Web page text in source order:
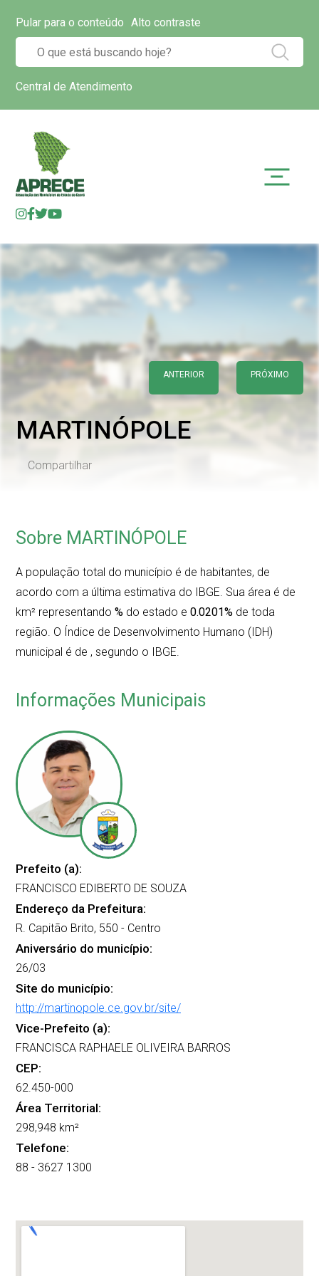
Pular para o conteúdo Alto contraste
Central de Atendimento
ANTERIOR PRÓXIMO
MARTINÓPOLE
Compartilhar
Sobre MARTINÓPOLE
A população total do município é de habitantes, de
acordo com a última estimativa do IBGE. Sua área é de
km² representando % do estado e 0.0201% de toda
região. O Índice de Desenvolvimento Humano (IDH)
municipal é de , segundo o IBGE.
Informações Municipais
Prefeito (a):
FRANCISCO EDIBERTO DE SOUZA
Endereço da Prefeitura:
R. Capitão Brito, 550 - Centro
Aniversário do município:
26/03
Site do município:
http://martinopole.ce.gov.br/site/
Vice-Prefeito (a):
FRANCISCA RAPHAELE OLIVEIRA BARROS
CEP:
62.450-000
Área Territorial:
298,948 km²
Telefone:
88 - 3627 1300